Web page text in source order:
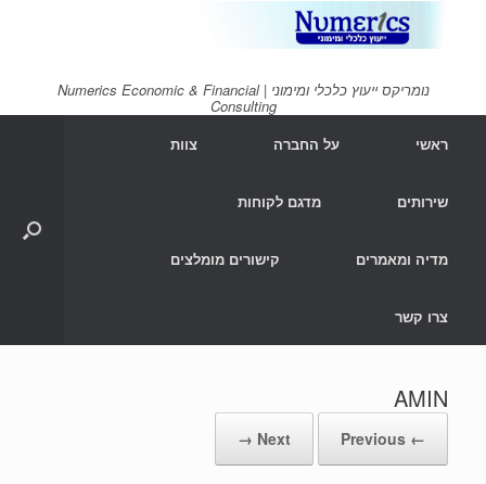
נומריקס ייעוץ כלכלי ומימוני | Numerics Economic & Financial
Consulting
ראשי
על החברה צוות
שירותים מדגם לקוחות
מדיה ומאמרים קישורים מומלצים
צרו קשר
AMIN
← Previous
Next →